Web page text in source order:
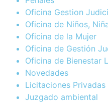
Oficina Gestion
Oficina de Niños,
Oficina de la Mujer
Oficina de Gestión
Oficina de Bienestar
Novedades
Licitaciones Privadas
Juzgado ambiental